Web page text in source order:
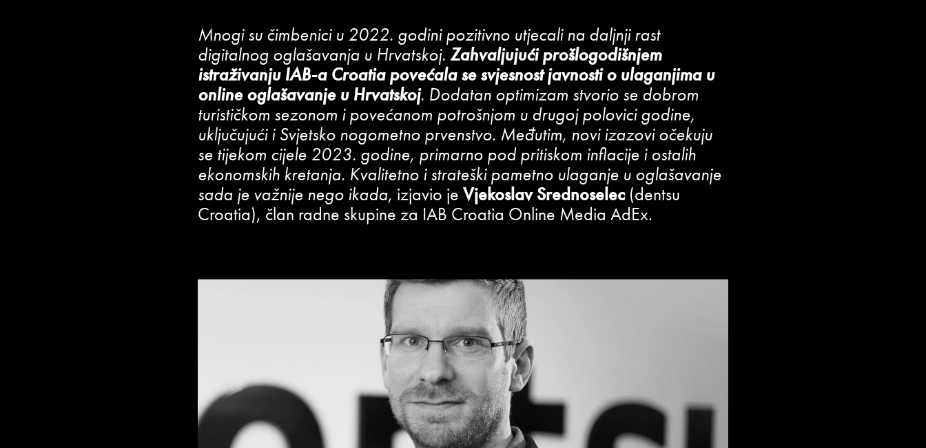
Mnogi su čimbenici u 2022. godini pozitivno utjecali na daljnji rast
digitalnog oglašavanja u Hrvatskoj. Zahvaljujući prošlogodišnjem
istraživanju IAB-a Croatia povećala se svjesnost javnosti o ulaganjima u
online oglašavanje u Hrvatskoj. Dodatan optimizam stvorio se dobrom
turističkom sezonom i povećanom potrošnjom u drugoj polovici godine,
uključujući i Svjetsko nogometno prvenstvo. Međutim, novi izazovi očekuju
se tijekom cijele 2023. godine, primarno pod pritiskom inflacije i ostalih
ekonomskih kretanja. Kvalitetno i strateški pametno ulaganje u oglašavanje
sada je važnije nego ikada, izjavio je Vjekoslav Srednoselec(dentsu
Croatia), član radne skupine za IAB Croatia Online Media AdEx.